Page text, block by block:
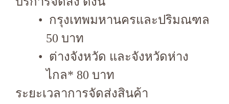
กรุงเทพมหานครและปริมณฑล
50 บาท
ต่างจังหวัด และจังหวัดห่าง
ไกล* 80 บาท
ระยะเวลาการจัดส่งสินค้า